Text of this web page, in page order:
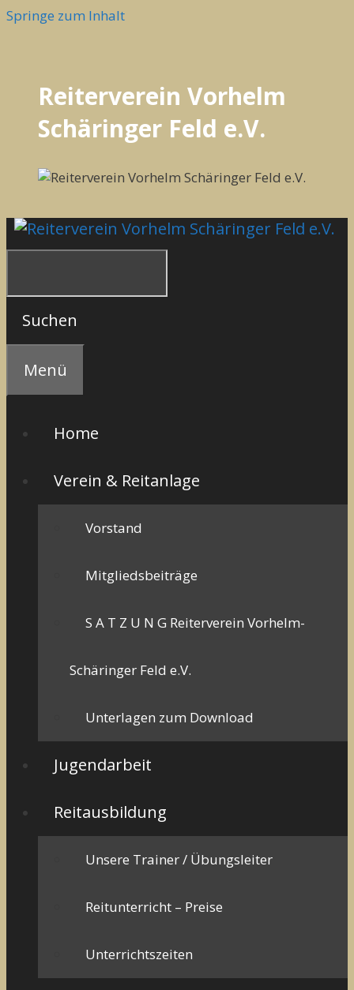
Springe zum Inhalt
Reiterverein Vorhelm
Schäringer Feld e.V.
Suchen
Menü
Home
Verein & Reitanlage
Vorstand
Mitgliedsbeiträge
S A T Z U N G Reiterverein Vorhelm-
Schäringer Feld e.V.
Unterlagen zum Download
Jugendarbeit
Reitausbildung
Unsere Trainer / Übungsleiter
Reitunterricht – Preise
Unterrichtszeiten